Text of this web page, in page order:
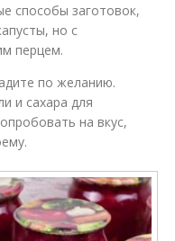
способы заготовок,
но с
перцем.
по желанию.
и сахара для
на вкус,